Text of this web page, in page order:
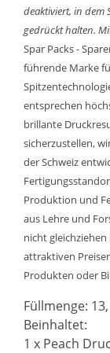
deaktiviert, in dem
gedrückt halten.
Spar Packs -
führende Marke
entsprechen
brillante
sicherzustellen,
der Schweiz
Produktion und
aus Lehre und
nicht
attraktiven
Produkten oder
Füllmenge:
Beinhaltet:
1 x Peach